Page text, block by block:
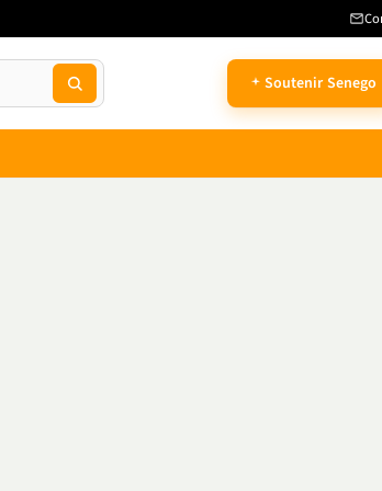
Soutenir Senego